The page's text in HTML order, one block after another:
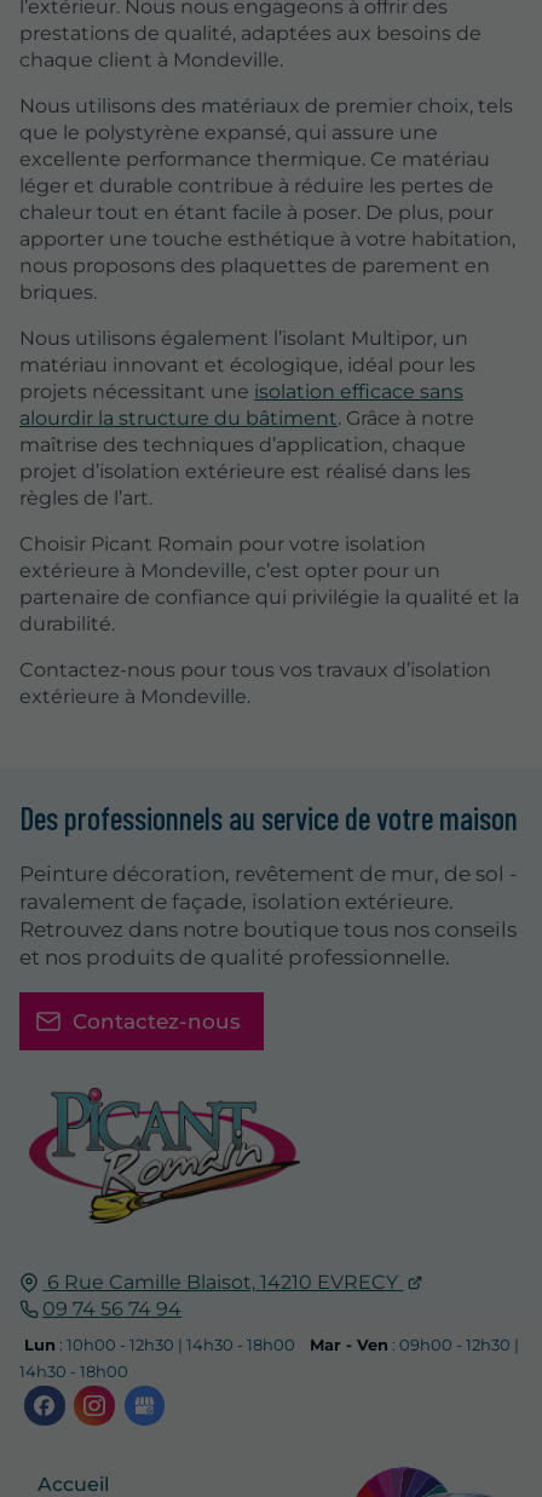
l’extérieur. Nous nous engageons à offrir des
prestations de qualité, adaptées aux besoins de
chaque client à Mondeville.
Nous utilisons des matériaux de premier choix, tels
que le polystyrène expansé, qui assure une
excellente performance thermique. Ce matériau
léger et durable contribue à réduire les pertes de
chaleur tout en étant facile à poser. De plus, pour
apporter une touche esthétique à votre habitation,
nous proposons des plaquettes de parement en
briques.
Nous utilisons également l’isolant Multipor, un
matériau innovant et écologique, idéal pour les
projets nécessitant une isolation efficace sans
alourdir la structure du bâtiment. Grâce à notre
maîtrise des techniques d’application, chaque
projet d’isolation extérieure est réalisé dans les
règles de l’art.
Choisir Picant Romain pour votre isolation
extérieure à Mondeville, c’est opter pour un
partenaire de confiance qui privilégie la qualité et la
durabilité.
Contactez-nous pour tous vos travaux d’isolation
extérieure à Mondeville.
6 Rue Camille Blaisot, 14210 EVRECY
09 74 56 74 94
Lun : 10h00 - 12h30 | 14h30 - 18h00 Mar - Ven : 09h00 - 12h30 |
14h30 - 18h00
Accueil
Des professionnels au service de votre maison
Peinture décoration, revêtement de mur, de sol -
ravalement de façade, isolation extérieure.
Retrouvez dans notre boutique tous nos conseils
et nos produits de qualité professionnelle.
Contactez-nous